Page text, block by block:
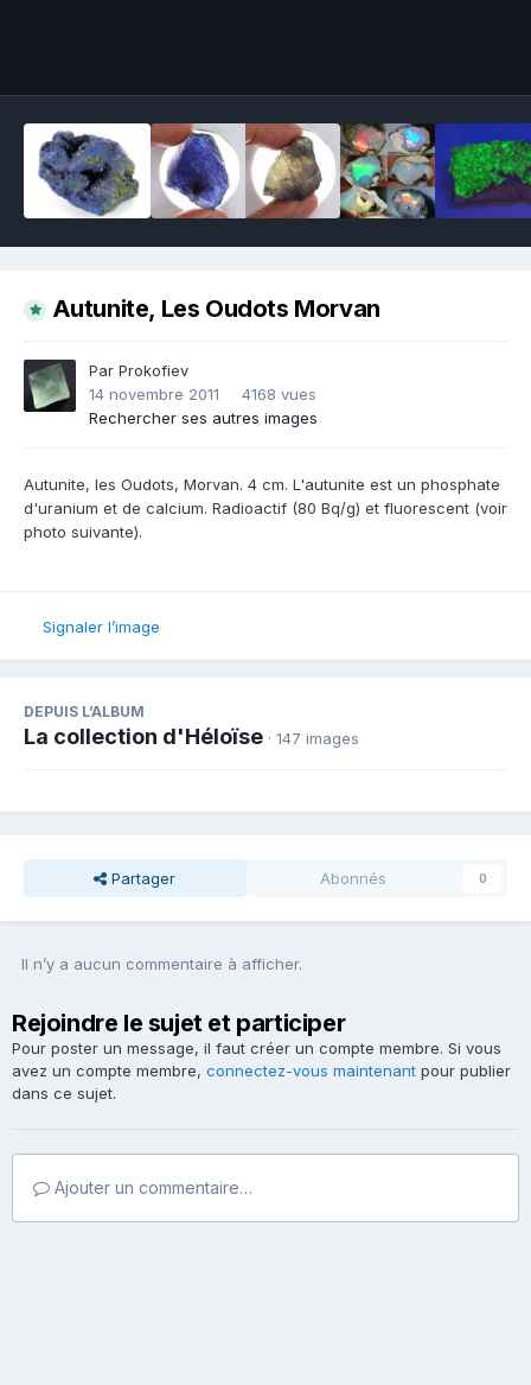
Autunite, Les Oudots Morvan
Par Prokofiev
14 novembre 2011
4168 vues
Rechercher ses autres images
Autunite, les Oudots, Morvan. 4 cm. L'autunite est un phosphate
d'uranium et de calcium. Radioactif (80 Bq/g) et fluorescent (voir
photo suivante).
Signaler l’image
DEPUIS L’ALBUM
La collection d'Héloïse · 147 images
Partager Abonnés 0
Il n’y a aucun commentaire à afficher.
Rejoindre le sujet et participer
Pour poster un message, il faut créer un compte membre. Si vous
avez un compte membre, connectez-vous maintenant pour publier
dans ce sujet.
Ajouter un commentaire…